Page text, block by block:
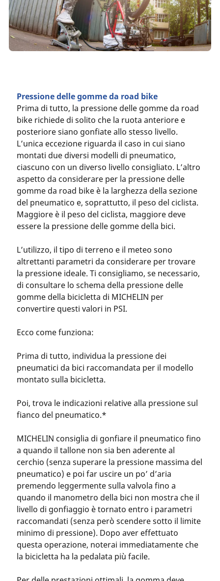
Pressione delle gomme da road bike
Prima di tutto, la pressione delle gomme da road
bike richiede di solito che la ruota anteriore e
posteriore siano gonfiate allo stesso livello.
L’unica eccezione riguarda il caso in cui siano
montati due diversi modelli di pneumatico,
ciascuno con un diverso livello consigliato. L’altro
aspetto da considerare per la pressione delle
gomme da road bike è la larghezza della sezione
del pneumatico e, soprattutto, il peso del ciclista.
Maggiore è il peso del ciclista, maggiore deve
essere la pressione delle gomme della bici.
L’utilizzo, il tipo di terreno e il meteo sono
altrettanti parametri da considerare per trovare
la pressione ideale. Ti consigliamo, se necessario,
di consultare lo schema della pressione delle
gomme della bicicletta di MICHELIN per
convertire questi valori in PSI.
Ecco come funziona:
Prima di tutto, individua la pressione dei
pneumatici da bici raccomandata per il modello
montato sulla bicicletta.
Poi, trova le indicazioni relative alla pressione sul
fianco del pneumatico.*
MICHELIN consiglia di gonfiare il pneumatico fino
a quando il tallone non sia ben aderente al
cerchio (senza superare la pressione massima del
pneumatico) e poi far uscire un po’ d’aria
premendo leggermente sulla valvola fino a
quando il manometro della bici non mostra che il
livello di gonfiaggio è tornato entro i parametri
raccomandati (senza però scendere sotto il limite
minimo di pressione). Dopo aver effettuato
questa operazione, noterai immediatamente che
la bicicletta ha la pedalata più facile.